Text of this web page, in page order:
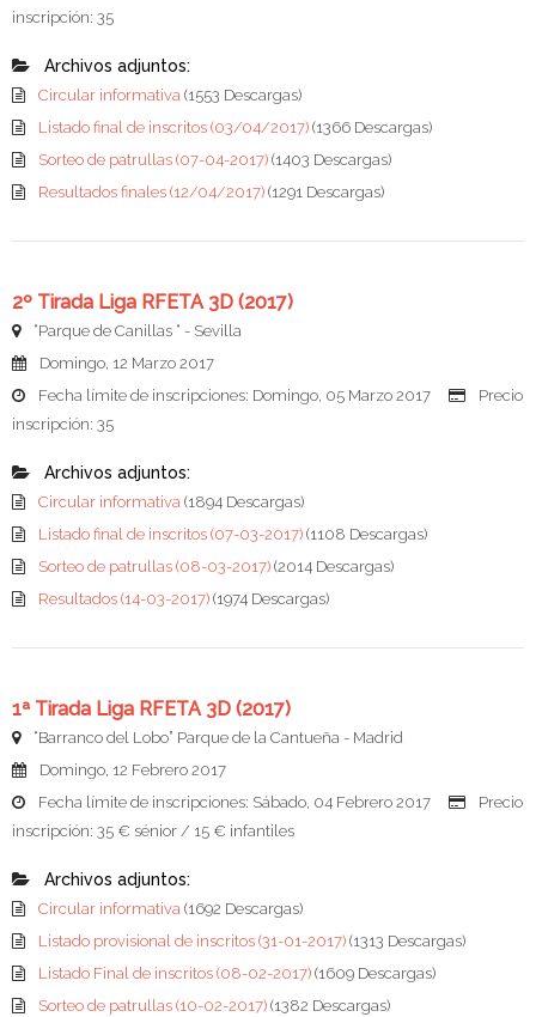
inscripción: 35
Archivos adjuntos:
Circular informativa (1553 Descargas)
Listado final de inscritos (03/04/2017) (1366 Descargas)
Sorteo de patrullas (07-04-2017) (1403 Descargas)
Resultados finales (12/04/2017) (1291 Descargas)
2º Tirada Liga RFETA 3D (2017)
“Parque de Canillas “ - Sevilla
Domingo, 12 Marzo 2017
Fecha límite de inscripciones: Domingo, 05 Marzo 2017
Precio
inscripción: 35
Archivos adjuntos:
Circular informativa (1894 Descargas)
Listado final de inscritos (07-03-2017) (1108 Descargas)
Sorteo de patrullas (08-03-2017) (2014 Descargas)
Resultados (14-03-2017) (1974 Descargas)
1ª Tirada Liga RFETA 3D (2017)
“Barranco del Lobo” Parque de la Cantueña - Madrid
Domingo, 12 Febrero 2017
Fecha límite de inscripciones: Sábado, 04 Febrero 2017
Precio
inscripción: 35 € sénior / 15 € infantiles
Archivos adjuntos:
Circular informativa (1692 Descargas)
Listado provisional de inscritos (31-01-2017) (1313 Descargas)
Listado Final de inscritos (08-02-2017) (1609 Descargas)
Sorteo de patrullas (10-02-2017) (1382 Descargas)